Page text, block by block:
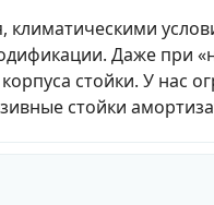
климатическими
Даже при
стойки. У нас
стойки